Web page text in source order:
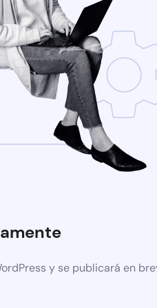
y se publicará en